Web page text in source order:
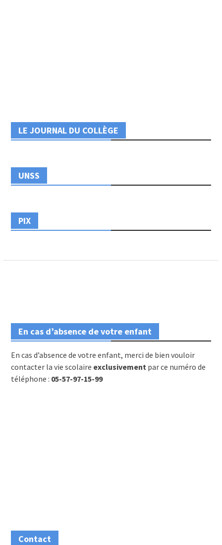
LE JOURNAL DU COLLÈGE
UNSS
PIX
En cas d’absence de votre enfant
En cas d’absence de votre enfant, merci de bien vouloir
contacter la vie scolaire exclusivementpar ce numéro de
téléphone : 05-57-97-15-99
Contact